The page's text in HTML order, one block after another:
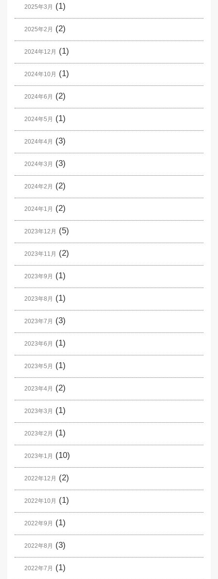
2025年3月 (1)
2025年2月 (2)
2024年12月 (1)
2024年10月 (1)
2024年6月 (2)
2024年5月 (1)
2024年4月 (3)
2024年3月 (3)
2024年2月 (2)
2024年1月 (2)
2023年12月 (5)
2023年11月 (2)
2023年9月 (1)
2023年8月 (1)
2023年7月 (3)
2023年6月 (1)
2023年5月 (1)
2023年4月 (2)
2023年3月 (1)
2023年2月 (1)
2023年1月 (10)
2022年12月 (2)
2022年10月 (1)
2022年9月 (1)
2022年8月 (3)
2022年7月 (1)